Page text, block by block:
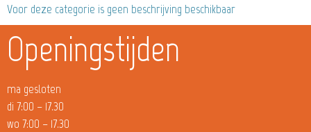
Voor deze categorie is geen beschrijving beschikbaar
Openingstijden
ma gesloten
di 7:00 – 17.30
wo 7:00 – 17.30